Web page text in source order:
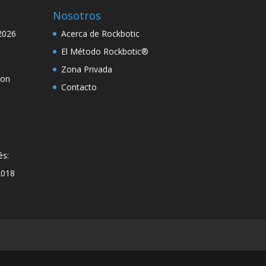
Nosotros
Acerca de Rockbotic
El Método Rockbotic®
Zona Privada
Contacto